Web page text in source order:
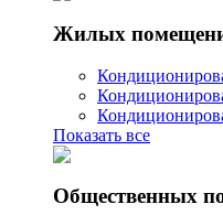
Жилых
Показать все
Общественных